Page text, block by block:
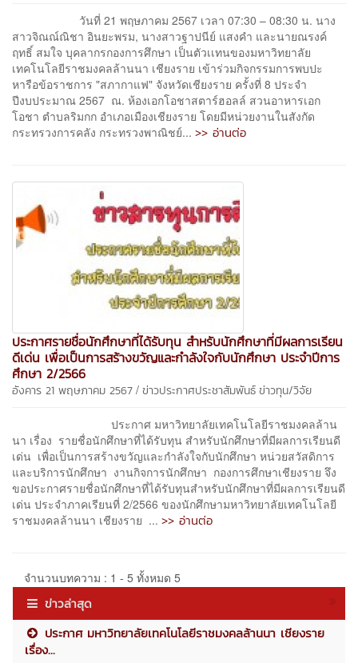
วันที่ 21 พฤษภาคม 2567 เวลา 07:30 – 08:30 น. นาง
สาวจิณณ์ณิชา อินยะพรม, นางสาวฐาปนีย์ แสงคำ และนายณรงค์
ฤทธิ์ สมใจ บุคลากรกองการศึกษา เป็นตัวเเทนของมหาวิทยาลัย
เทคโนโลยีราชมงคลล้านนา เชียงราย เข้าร่วมกิจกรรมการพบปะ
หารือข้อราชการ "สภากาแฟ" จังหวัดเชียงราย ครั้งที่ 8 ประจำ
ปีงบประมาณ 2567 ณ. ห้องเอกโอชาสตาร์ฮอลล์ สวนอาหารเอก
โอชา ตำบลริมกก อำเภอเมืองเชียงราย โดยมีหน่วยงานในสังกัด
กระทรวงการคลัง กระทรวงพาณิชย์... >> อ่านต่อ
ประกาศรายชื่อนักศึกษาที่ได้รับทุน สำหรับนักศึกษาที่มีผลการเรียน
ดีเด่น เพื่อเป็นการสร้างขวัญและกำลังใจกับนักศึกษา ประจำปีการ
ศึกษา 2/2566
อังคาร 21 พฤษภาคม 2567 / ข่าวประกาศประชาสัมพันธ์ข่าวทุน/วิจัย
ประกาศ มหาวิทยาลัยเทคโนโลยีราชมงคลล้าน
นา เรื่อง รายชื่อนักศึกษาที่ได้รับทุน สำหรับนักศึกษาที่มีผลการเรียนดี
เด่น เพื่อเป็นการสร้างขวัญและกำลังใจกับนักศึกษา หน่วยสวัสดิการ
และบริการนักศึกษา งานกิจการนักศึกษา กองการศึกษาเชียงราย จึง
ขอประกาศรายชื่อนักศึกษาที่ได้รับทุนสำหรับนักศึกษาที่มีผลการเรียนดี
เด่น ประจำภาคเรียนที่ 2/2566 ของนักศึกษามหาวิทยาลัยเทคโนโลยี
ราชมงคลล้านนา เชียงราย ... >> อ่านต่อ
จำนวนบทความ : 1 - 5 ทั้งหมด 5
ข่าวล่าสุด
ประกาศ มหาวิทยาลัยเทคโนโลยีราชมงคลล้านนา เชียงราย
เรื่อง...